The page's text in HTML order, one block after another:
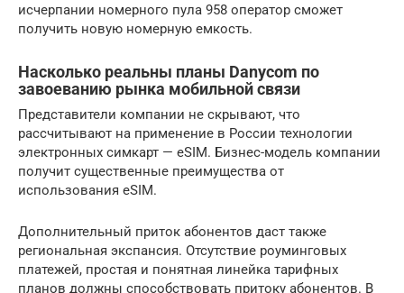
исчерпании номерного пула 958 оператор сможет
получить новую номерную емкость.
Насколько реальны планы Danycom по
завоеванию рынка мобильной связи
Представители компании не скрывают, что
рассчитывают на применение в России технологии
электронных симкарт — eSIM. Бизнес-модель компании
получит существенные преимущества от
использования eSIM.
Дополнительный приток абонентов даст также
региональная экспансия. Отсутствие роуминговых
платежей, простая и понятная линейка тарифных
планов должны способствовать притоку абонентов. В